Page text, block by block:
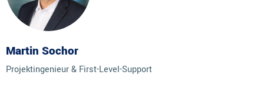
Martin Sochor
Projektingenieur & First-Level-Support